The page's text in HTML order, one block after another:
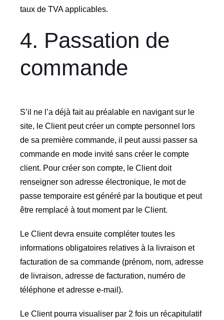
taux de TVA applicables.
4. Passation de
commande
S’il ne l’a déjà fait au préalable en navigant sur le
site, le Client peut créer un compte personnel lors
de sa première commande, il peut aussi passer sa
commande en mode invité sans créer le compte
client. Pour créer son compte, le Client doit
renseigner son adresse électronique, le mot de
passe temporaire est généré par la boutique et peut
être remplacé à tout moment par le Client.
Le Client devra ensuite compléter toutes les
informations obligatoires relatives à la livraison et
facturation de sa commande (prénom, nom, adresse
de livraison, adresse de facturation, numéro de
téléphone et adresse e-mail).
Le Client pourra visualiser par 2 fois un récapitulatif